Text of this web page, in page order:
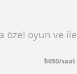
özel oyun ve
₺650/saat